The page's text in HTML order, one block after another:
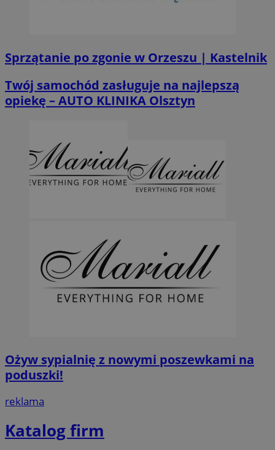
Sprzątanie po zgonie w Orzeszu | Kastelnik
Twój samochód zasługuje na najlepszą
opiekę – AUTO KLINIKA Olsztyn
Ożyw sypialnię z nowymi poszewkami na
poduszki!
reklama
Katalog firm